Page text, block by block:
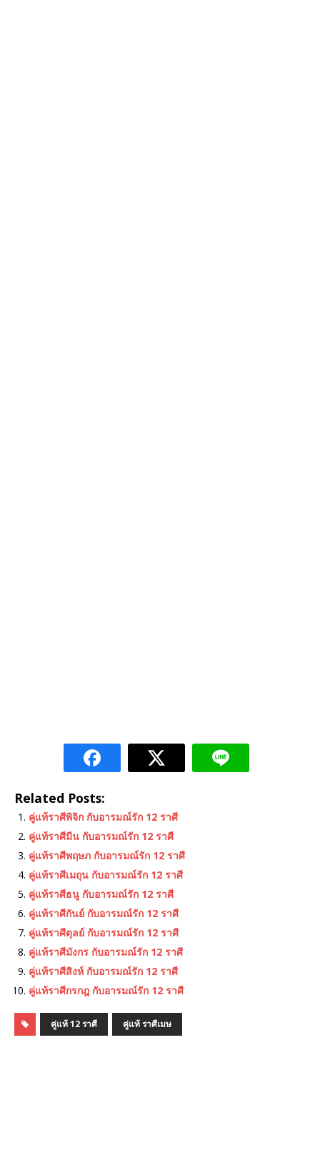
Related Posts:
คู่แท้ราศีพิจิก กับอารมณ์รัก 12 ราศี
คู่แท้ราศีมีน กับอารมณ์รัก 12 ราศี
คู่แท้ราศีพฤษภ กับอารมณ์รัก 12 ราศี
คู่แท้ราศีเมถุน กับอารมณ์รัก 12 ราศี
คู่แท้ราศีธนู กับอารมณ์รัก 12 ราศี
คู่แท้ราศีกันย์ กับอารมณ์รัก 12 ราศี
คู่แท้ราศีตุลย์ กับอารมณ์รัก 12 ราศี
คู่แท้ราศีมังกร กับอารมณ์รัก 12 ราศี
คู่แท้ราศีสิงห์ กับอารมณ์รัก 12 ราศี
คู่แท้ราศีกรกฎ กับอารมณ์รัก 12 ราศี
คู่แท้ 12 ราศี คู่แท้ ราศีเมษ